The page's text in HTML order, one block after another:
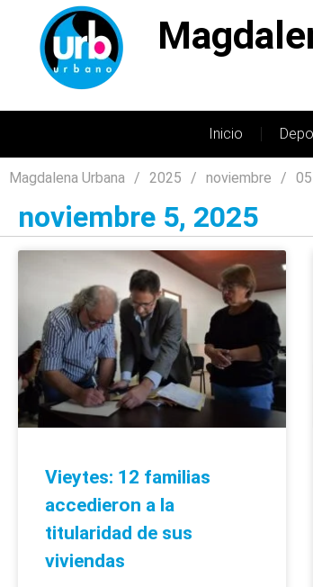
Inicio
Magdalena Urbana 2025 noviembre 05
noviembre 5, 2025
Vieytes: 12 familias
accedieron a la
titularidad de sus
viviendas